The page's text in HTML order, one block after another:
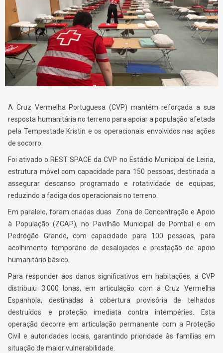
A Cruz Vermelha Portuguesa (CVP) mantém reforçada a sua
resposta humanitária no terreno para apoiar a população afetada
pela Tempestade Kristin e os operacionais envolvidos nas ações
de socorro.
Foi ativado o REST SPACE da CVP no Estádio Municipal de Leiria,
estrutura móvel com capacidade para 150 pessoas, destinada a
assegurar descanso programado e rotatividade de equipas,
reduzindo a fadiga dos operacionais no terreno.
Em paralelo, foram criadas duas Zona de Concentração e Apoio
à População (ZCAP), no Pavilhão Municipal de Pombal e em
Pedrógão Grande, com capacidade para 100 pessoas, para
acolhimento temporário de desalojados e prestação de apoio
humanitário básico.
Para responder aos danos significativos em habitações, a CVP
distribuiu 3.000 lonas, em articulação com a Cruz Vermelha
Espanhola, destinadas à cobertura provisória de telhados
destruídos e proteção imediata contra intempéries. Esta
operação decorre em articulação permanente com a Proteção
Civil e autoridades locais, garantindo prioridade às famílias em
situação de maior vulnerabilidade.